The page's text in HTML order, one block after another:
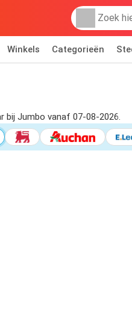
Winkels Categorieën
bij Jumbo vanaf 07-08-2026.